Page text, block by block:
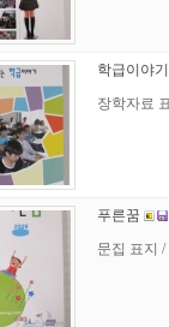
학급이야기
장학자료
푸른꿈
문집 표지